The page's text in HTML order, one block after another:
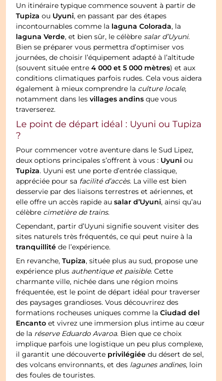
Un itinéraire typique commence souvent à partir de
Tupiza ou Uyuni, en passant par des étapes
incontournables comme la laguna Colorada, la
laguna Verde, et bien sûr, le célèbresalar d’Uyuni.
Bien se préparer vous permettra d’optimiser vos
journées, de choisir l’équipement adapté à l’altitude
(souvent située entre4 000 et 5 000 mètres) et aux
conditions climatiques parfois rudes. Cela vous aidera
également à mieux comprendre la culture locale,
notamment dans lesvillages andins que vous
traverserez.
Le point de départ idéal : Uyuni ou Tupiza
?
Pour commencer votre aventure dans le Sud Lipez,
deux options principales s’offrent à vous : Uyuni ou
Tupiza. Uyuni est une porte d’entrée classique,
appréciée pour sa facilité d’accès. La ville est bien
desservie par des liaisons terrestres et aériennes, et
elle offre un accès rapide ausalar d’Uyuni, ainsi qu’au
célèbre cimetière de trains.
Cependant, partir d’Uyuni signifie souvent visiter des
sites naturels très fréquentés, ce qui peut nuire à la
tranquillité de l’expérience.
En revanche,Tupiza, située plus au sud, propose une
expérience plus authentique et paisible. Cette
charmante ville, nichée dans une région moins
fréquentée, est le point de départ idéal pour traverser
des paysages grandioses. Vous découvrirez des
formations rocheuses uniques comme laCiudad del
Encanto et vivrez une immersion plus intime au cœur
de la réserve Eduardo Avaroa. Bien que ce choix
implique parfois une logistique un peu plus complexe,
il garantit une découverte privilégiée du désert de sel,
des volcans environnants, et des lagunes andines, loin
des foules de touristes.